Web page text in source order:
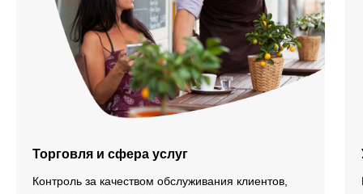
Торговля и сфера услуг
Контроль за качеством обслуживания клиентов,